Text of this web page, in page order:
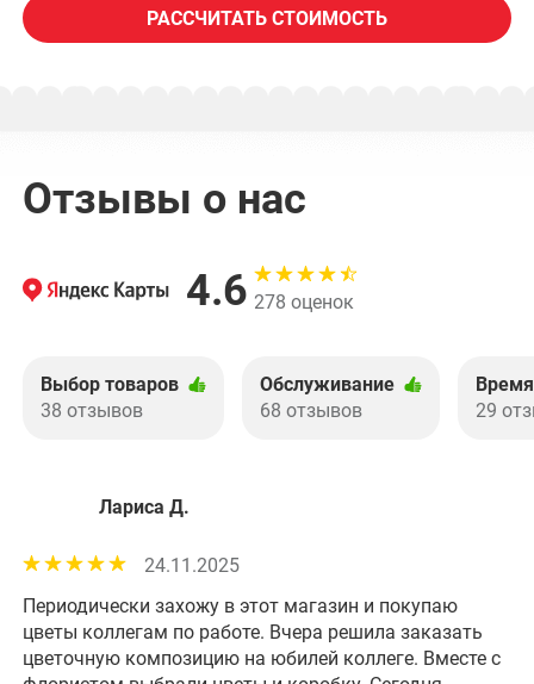
РАССЧИТАТЬ СТОИМОСТЬ
Отзывы о нас
4.6 278 оценок
Выбор товаров
38 отзывов
Обслуживание
68 отзывов
29
Лариса Д.
24.11.2025
Периодически захожу в этот магазин и покупаю
цветы коллегам по работе. Вчера решила заказать
цветочную композицию на юбилей коллеге. Вместе с